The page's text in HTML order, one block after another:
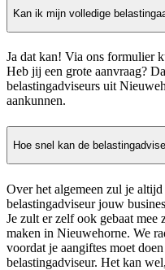
Kan ik mijn volledige
Ja dat kan! Via ons formulier
Heb jij een grote aanvraag?
belastingadviseurs uit
aankunnen.
Hoe snel kan de
Over het algemeen zul je
belastingadviseur jouw
Je zult er zelf ook gebaat
maken in Nieuwehorne. We
voordat je aangiftes moet
belastingadviseur. Het kan